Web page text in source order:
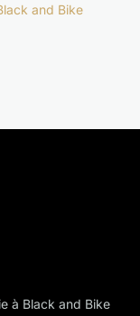
and Bike
à Black and Bike